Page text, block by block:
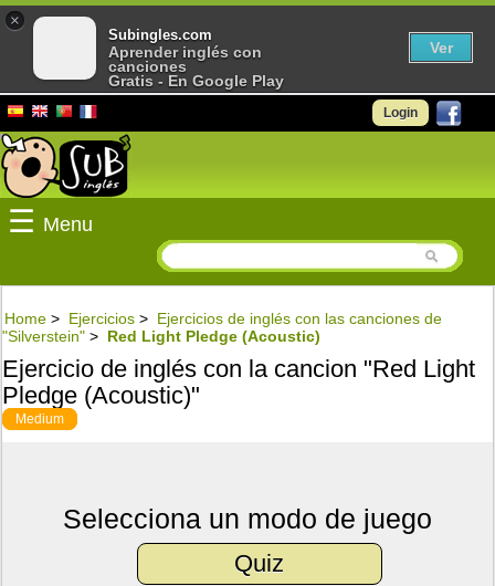
Login
☰ Menu
Home > Ejercicios > Ejercicios de inglés con las canciones de
"Silverstein" > Red Light Pledge (Acoustic)
Ejercicio de inglés con la cancion "Red Light
Pledge (Acoustic)"
Medium
Selecciona un modo de juego
Quiz
×
Subingles.com
Aprender inglés con
canciones
Gratis - En Google Play
Ver